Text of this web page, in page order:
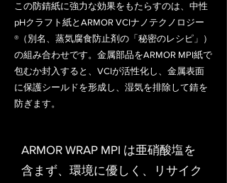
この防錆紙に強力な効果をもたらすのは、中性
pHクラフト紙とARMOR VCIナノテクノロジー
®（別名、蒸気腐食防止剤の「秘密のレシピ」）
の組み合わせです。金属部品をARMOR MPI紙で
包むか封入すると、VCIが活性化し、金属表面
に保護シールドを形成し、湿気を排除して錆を
防ぎます。
ARMOR WRAP MPI は亜硝酸塩を
含まず、環境に優しく、リサイク